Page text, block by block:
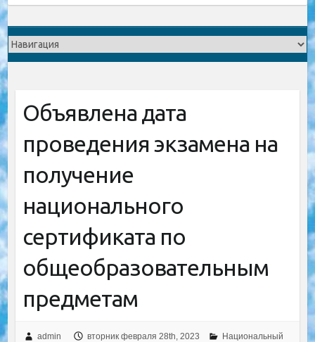
Объявлена дата
проведения экзамена на
получение
национального
сертификата по
общеобразовательным
предметам
admin вторник февраля 28th, 2023
Национальный